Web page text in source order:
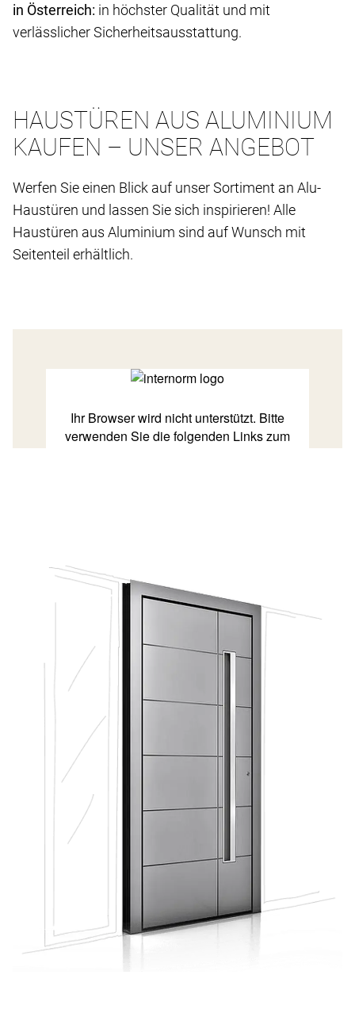
in Österreich: in höchster Qualität und mit
verlässlicher Sicherheitsausstattung.
HAUSTÜREN AUS ALUMINIUM
KAUFEN – UNSER ANGEBOT
Werfen Sie einen Blick auf unser Sortiment an Alu-
Haustüren und lassen Sie sich inspirieren! Alle
Haustüren aus Aluminium sind auf Wunsch mit
Seitenteil erhältlich.